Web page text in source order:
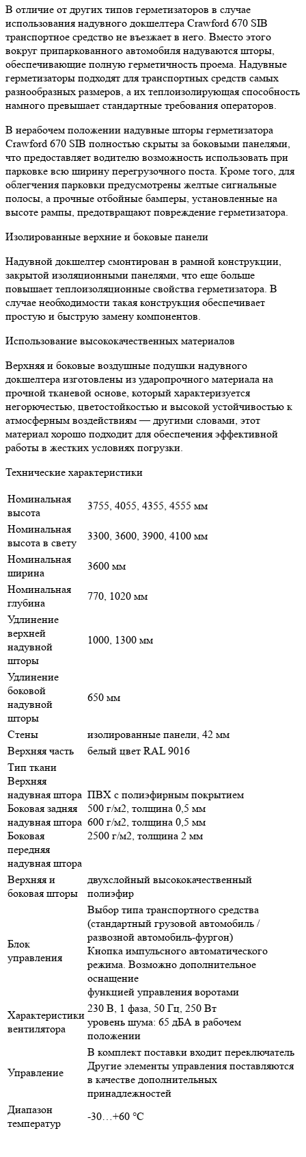
В отличие от других типов герметизаторов в случае
использования надувного докшелтера Crawford 670 SIB
транспортное средство не въезжает в него. Вместо этого
вокруг припаркованного автомобиля надуваются шторы,
обеспечивающие полную герметичность проема. Надувные
герметизаторы подходят для транспортных средств самых
разнообразных размеров, а их теплоизолирующая способность
намного превышает стандартные требования операторов.
В нерабочем положении надувные шторы герметизатора
Crawford 670 SIB полностью скрыты за боковыми панелями,
что предоставляет водителю возможность использовать при
парковке всю ширину перегрузочного поста. Кроме того, для
облегчения парковки предусмотрены желтые сигнальные
полосы, а прочные отбойные бамперы, установленные на
высоте рампы, предотвращают повреждение герметизатора.
Изолированные верхние и боковые панели
Надувной докшелтер смонтирован в рамной конструкции,
закрытой изоляционными панелями, что еще больше
повышает теплоизоляционные свойства герметизатора. В
случае необходимости такая конструкция обеспечивает
простую и быструю замену компонентов.
Использование высококачественных материалов
Верхняя и боковые воздушные подушки надувного
докшелтера изготовлены из ударопрочного материала на
прочной тканевой основе, который характеризуется
негорючестью, цветостойкостью и высокой устойчивостью к
атмосферным воздействиям — другими словами, этот
материал хорошо подходит для обеспечения эффективной
работы в жестких условиях погрузки.
Технические характеристики
Номинальная
высота
3755, 4055, 4355, 4555 мм
Номинальная
высота в свету
3300, 3600, 3900, 4100 мм
Номинальная
ширина
3600 мм
Номинальная
глубина
770, 1020 мм
Удлинение
верхней
надувной
шторы
1000, 1300 мм
Удлинение
боковой
надувной
шторы
650 мм
Стены
изолированные панели, 42 мм
Верхняя часть
белый цвет RAL 9016
Тип ткани
Верхняя
надувная штора
Боковая задняя
надувная штора
Боковая
передняя
надувная штора
ПВХ с полиэфирным покрытием
500 г/м2, толщина 0,5 мм
600 г/м2, толщина 0,5 мм
2500 г/м2, толщина 2 мм
Верхняя и
боковая шторы
двухслойный высококачественный
полиэфир
Блок
управления
Выбор типа транспортного средства
(стандартный грузовой автомобиль /
развозной автомобиль-фургон)
Кнопка импульсного автоматического
режима. Возможно дополнительное
оснащение
функцией управления воротами
Характеристики
вентилятора
230 В, 1 фаза, 50 Гц, 250 Вт
уровень шума: 65 дБА в рабочем
положении
Управление
В комплект поставки входит переключатель
Другие элементы управления поставляются
в качестве дополнительных
принадлежностей
Диапазон
температур
-30…+60 °C